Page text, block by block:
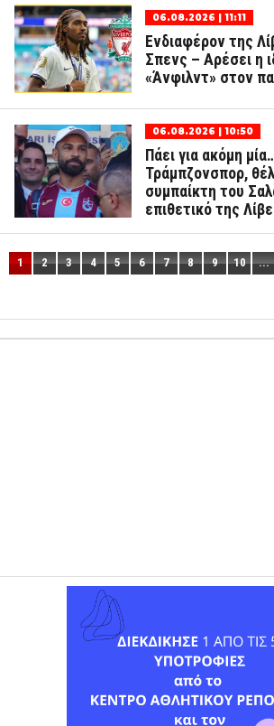
06.08.2026 | 11:11
Ενδιαφέρον της
Σπενς – Αρέσει η
«Άνφιλντ» στον
06.08.2026 | 10:50
Πάει για ακόμη
Τράμπζονσπορ,
συμπαίκτη του
επιθετικό της
1 2 3 4 5 6 7 8 9 10 ...